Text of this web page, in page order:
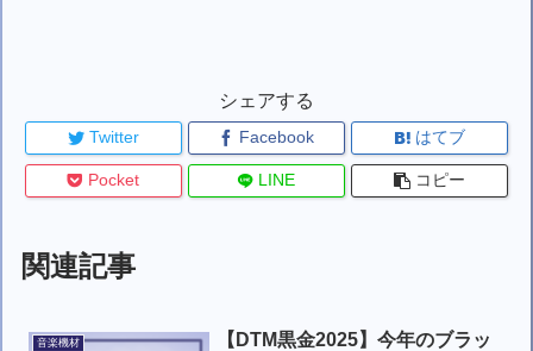
シェアする
Twitter Facebook はてブ
Pocket LINE コピー
関連記事
音楽機材
【DTM黒金2025】今年のブラッ